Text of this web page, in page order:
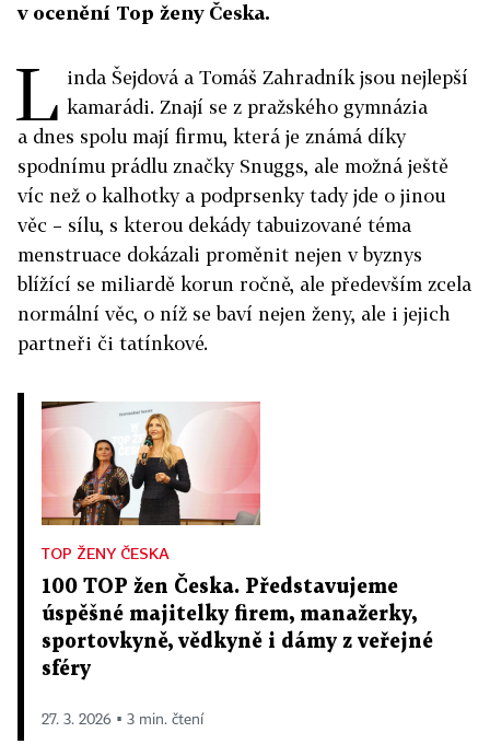
v ocenění Top ženy Česka.
L inda Šejdová a Tomáš Zahradník jsou nejlepší
kamarádi. Znají se z pražského gymnázia
a dnes spolu mají firmu, která je známá díky
spodnímu prádlu značky Snuggs, ale možná ještě
víc než o kalhotky a podprsenky tady jde o jinou
věc – sílu, s kterou dekády tabuizované téma
menstruace dokázali proměnit nejen v byznys
blížící se miliardě korun ročně, ale především zcela
normální věc, o níž se baví nejen ženy, ale i jejich
partneři či tatínkové.
TOP ŽENY ČESKA
100 TOP žen Česka. Představujeme
úspěšné majitelky firem, manažerky,
sportovkyně, vědkyně i dámy z veřejné
sféry
27. 3. 2026 ▪ 3 min. čtení